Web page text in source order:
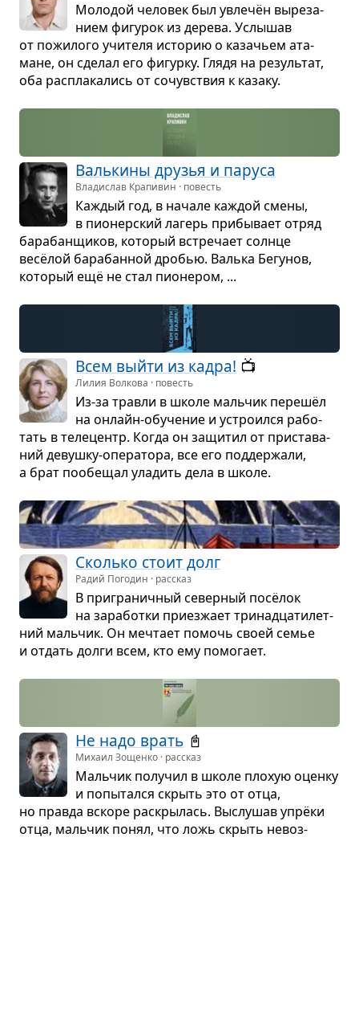
Моло­дой чело­век был увлечён выре­за­
нием фигу­рок из дерева. Услы­шав
от пожи­лого учи­теля исто­рию о каза­чьем ата­
мане, он сде­лал его фигурку. Глядя на резуль­тат,
оба рас­пла­ка­лись от сочув­ствия к казаку.
Валь­кины дру­зья и паруса
Владислав Крапивин · повесть
Каж­дый год, в начале каж­дой смены,
в пио­нер­ский лагерь при­бы­вает отряд
бара­бан­щи­ков, кото­рый встре­чает солнце
весёлой бара­бан­ной дро­бью. Валька Бегу­нов,
кото­рый ещё не стал пио­не­ром, ...
Всем выйти из кадра! 📺
Лилия Волкова · повесть
Из-за травли в школе маль­чик перешёл
на онлайн-обу­че­ние и устро­ился рабо­
тать в теле­центр. Когда он защи­тил от при­ста­ва­
ний девушку-опе­ра­тора, все его под­дер­жали,
а брат пообе­щал ула­дить дела в школе.
Сколько стоит долг
Радий Погодин · рассказ
В при­гра­нич­ный север­ный посёлок
на зара­ботки при­ез­жает три­надца­ти­лет­
ний маль­чик. Он меч­тает помочь своей семье
и отдать долги всем, кто ему помо­гает.
Не надо врать 📓
Михаил Зощенко · рассказ
Маль­чик полу­чил в школе плохую оценку
и попы­тался скрыть это от отца,
но правда вскоре рас­кры­лась. Выслу­шав упрёки
отца, маль­чик понял, что ложь скрыть невоз­